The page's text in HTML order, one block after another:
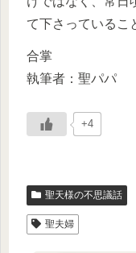
て下さっているこ
合掌
執筆者：聖パパ
+4
聖天様の不思議話
聖夫婦